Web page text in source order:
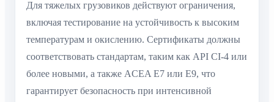
Для тяжелых грузовиков действуют ограничения,
включая тестирование на устойчивость к высоким
температурам и окислению. Сертификаты должны
соответствовать стандартам, таким как API CI-4 или
более новыми, а также ACEA E7 или E9, что
гарантирует безопасность при интенсивной